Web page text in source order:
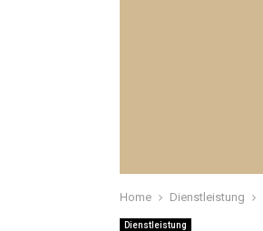
Home Dienstleistung
Dienstleistung